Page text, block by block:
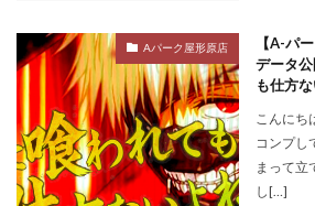
Aパーク屋形原店
【A-パ
データ
も仕方
こんにち
コンプし
まって立
し[…]